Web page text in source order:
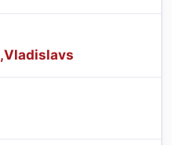
Vladislavs